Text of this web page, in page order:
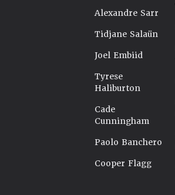
Alexandre Sarr
Tidjane Salaün
Joel Embiid
Tyrese
Haliburton
Cade
Cunningham
Paolo Banchero
Cooper Flagg